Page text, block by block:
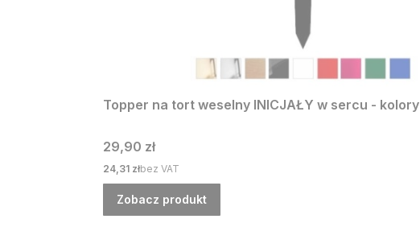
Topper na tort weselny INICJAŁY w sercu - kolory
Cena
29,90 zł
Cena
24,31 złbez VAT
Zobacz produkt